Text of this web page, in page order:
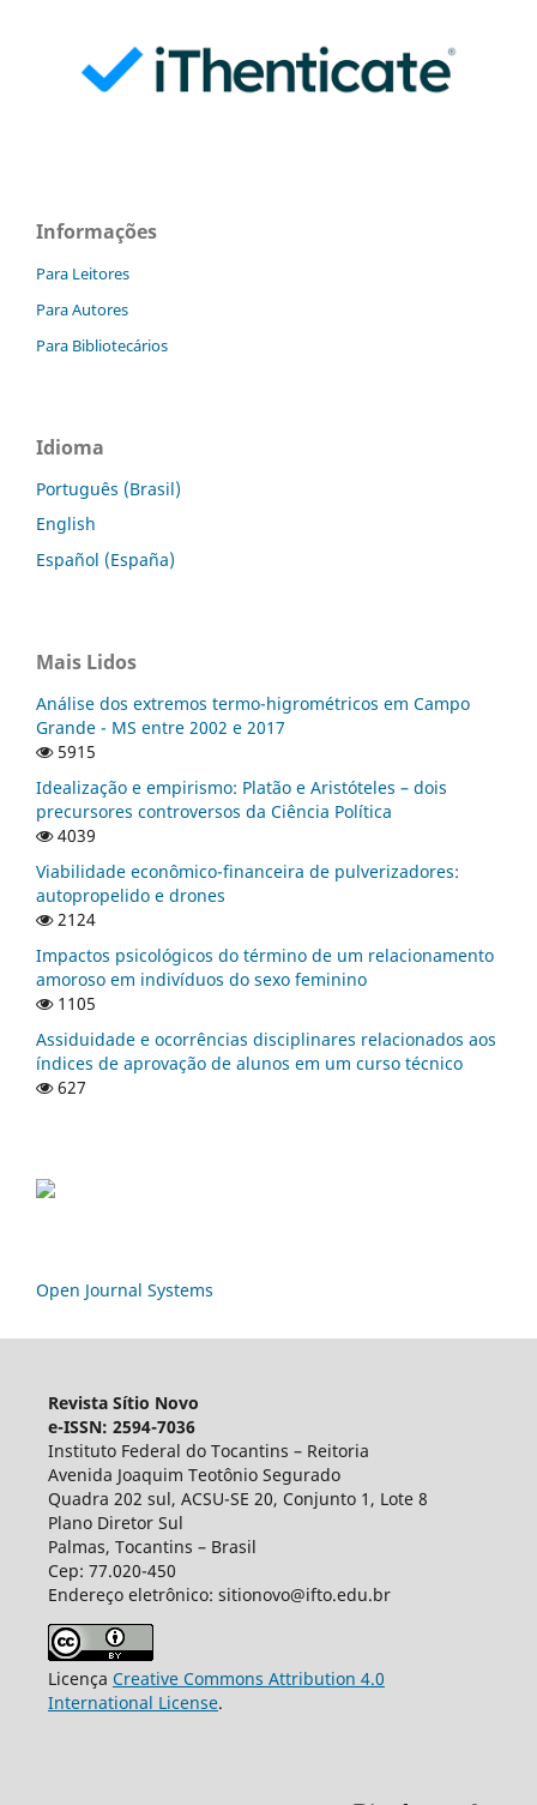
Informações
Para Leitores
Para Autores
Para Bibliotecários
Idioma
Português (Brasil)
English
Español (España)
Mais Lidos
Análise dos extremos termo-higrométricos em Campo
Grande - MS entre 2002 e 2017
5915
Idealização e empirismo: Platão e Aristóteles – dois
precursores controversos da Ciência Política
4039
Viabilidade econômico-financeira de pulverizadores:
autopropelido e drones
2124
Impactos psicológicos do término de um relacionamento
amoroso em indivíduos do sexo feminino
1105
Assiduidade e ocorrências disciplinares relacionados aos
índices de aprovação de alunos em um curso técnico
627
Open Journal Systems
Revista Sítio Novo
e-ISSN: 2594-7036
Instituto Federal do Tocantins – Reitoria
Avenida Joaquim Teotônio Segurado
Quadra 202 sul, ACSU-SE 20, Conjunto 1, Lote 8
Plano Diretor Sul
Palmas, Tocantins – Brasil
Cep: 77.020-450
Endereço eletrônico: sitionovo@ifto.edu.br
Licença Creative Commons Attribution 4.0
International License.